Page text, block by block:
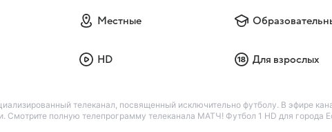
Местные
HD Для взрослых
телеканал, посвященный исключительно футболу. В эфире
полную телепрограмму телеканала МАТЧ! Футбол 1 HD для города